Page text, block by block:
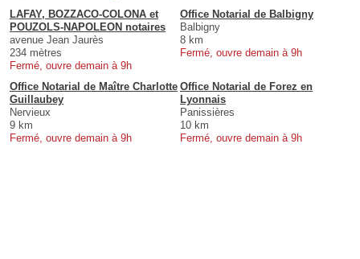
LAFAY, BOZZACO-COLONA et
POUZOLS-NAPOLEON notaires
avenue Jean Jaurès
234 mètres
Fermé, ouvre demain à 9h
Office Notarial de Balbigny
Balbigny
8 km
Fermé, ouvre demain à 9h
Office Notarial de Maître Charlotte
Guillaubey
Nervieux
9 km
Fermé, ouvre demain à 9h
Office Notarial de Forez en
Lyonnais
Panissières
10 km
Fermé, ouvre demain à 9h